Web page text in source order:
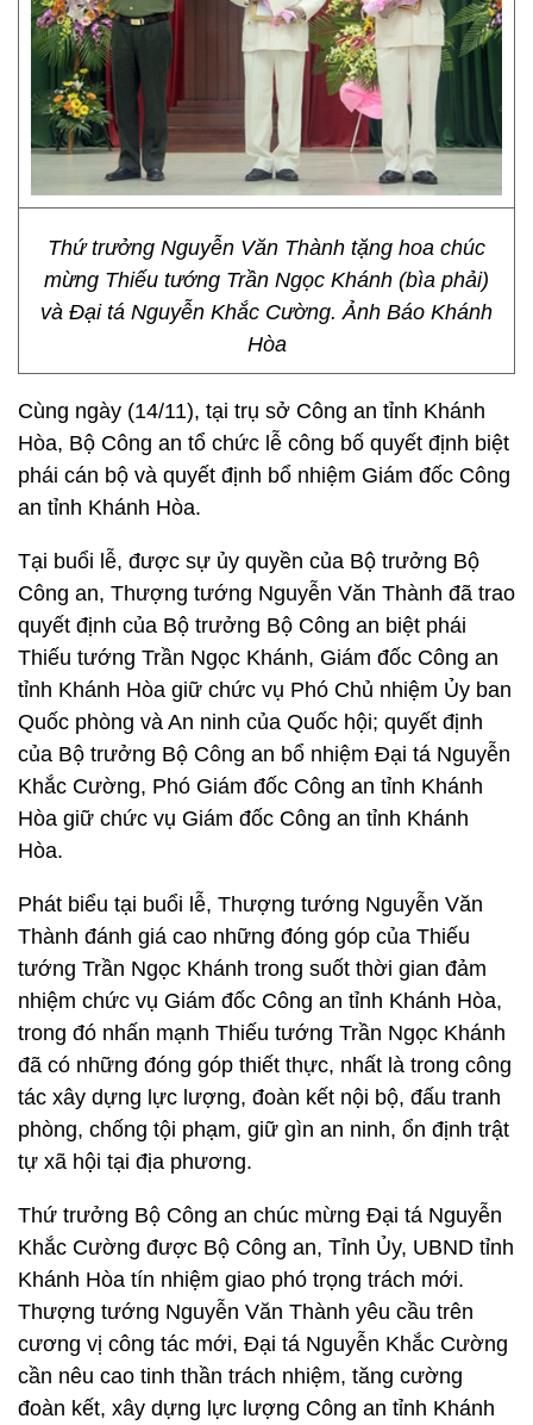
Thứ trưởng Nguyễn Văn Thành tặng hoa chúc
mừng Thiếu tướng Trần Ngọc Khánh (bìa phải)
và Đại tá Nguyễn Khắc Cường. Ảnh Báo Khánh
Hòa
Cùng ngày (14/11), tại trụ sở Công an tỉnh Khánh
Hòa, Bộ Công an tổ chức lễ công bố quyết định biệt
phái cán bộ và quyết định bổ nhiệm Giám đốc Công
an tỉnh Khánh Hòa.
Tại buổi lễ, được sự ủy quyền của Bộ trưởng Bộ
Công an, Thượng tướng Nguyễn Văn Thành đã trao
quyết định của Bộ trưởng Bộ Công an biệt phái
Thiếu tướng Trần Ngọc Khánh, Giám đốc Công an
tỉnh Khánh Hòa giữ chức vụ Phó Chủ nhiệm Ủy ban
Quốc phòng và An ninh của Quốc hội; quyết định
của Bộ trưởng Bộ Công an bổ nhiệm Đại tá Nguyễn
Khắc Cường, Phó Giám đốc Công an tỉnh Khánh
Hòa giữ chức vụ Giám đốc Công an tỉnh Khánh
Hòa.
Phát biểu tại buổi lễ, Thượng tướng Nguyễn Văn
Thành đánh giá cao những đóng góp của Thiếu
tướng Trần Ngọc Khánh trong suốt thời gian đảm
nhiệm chức vụ Giám đốc Công an tỉnh Khánh Hòa,
trong đó nhấn mạnh Thiếu tướng Trần Ngọc Khánh
đã có những đóng góp thiết thực, nhất là trong công
tác xây dựng lực lượng, đoàn kết nội bộ, đấu tranh
phòng, chống tội phạm, giữ gìn an ninh, ổn định trật
tự xã hội tại địa phương.
Thứ trưởng Bộ Công an chúc mừng Đại tá Nguyễn
Khắc Cường được Bộ Công an, Tỉnh Ủy, UBND tỉnh
Khánh Hòa tín nhiệm giao phó trọng trách mới.
Thượng tướng Nguyễn Văn Thành yêu cầu trên
cương vị công tác mới, Đại tá Nguyễn Khắc Cường
cần nêu cao tinh thần trách nhiệm, tăng cường
đoàn kết, xây dựng lực lượng Công an tỉnh Khánh